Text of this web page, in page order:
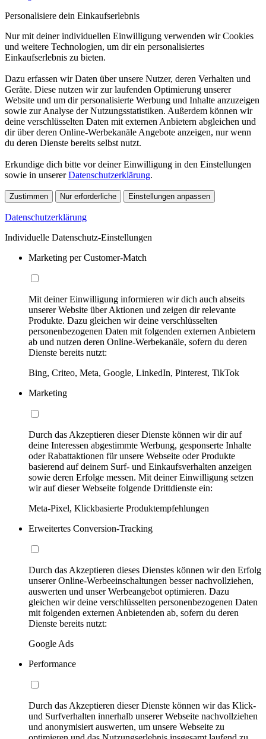
Personalisiere dein Einkaufserlebnis
Nur mit deiner individuellen Einwilligung verwenden wir Cookies
und weitere Technologien, um dir ein personalisiertes
Einkaufserlebnis zu bieten.
Dazu erfassen wir Daten über unsere Nutzer, deren Verhalten und
Geräte. Diese nutzen wir zur laufenden Optimierung unserer
Website und um dir personalisierte Werbung und Inhalte anzuzeigen
sowie zur Analyse der Nutzungsstatistiken. Außerdem können wir
deine verschlüsselten Daten mit externen Anbietern abgleichen und
dir über deren Online-Werbekanäle Angebote anzeigen, nur wenn
du deren Dienste bereits selbst nutzt.
Erkundige dich bitte vor deiner Einwilligung in den Einstellungen
sowie in unsererDatenschutzerklärung.
Zustimmen Nur erforderliche Einstellungen anpassen
Datenschutzerklärung
Individuelle Datenschutz-Einstellungen
Marketing per Customer-Match
Mit deiner Einwilligung informieren wir dich auch abseits
unserer Website über Aktionen und zeigen dir relevante
Produkte. Dazu gleichen wir deine verschlüsselten
personenbezogenen Daten mit folgenden externen Anbietern
ab und nutzen deren Online-Werbekanäle, sofern du deren
Dienste bereits nutzt:
Bing, Criteo, Meta, Google, LinkedIn, Pinterest, TikTok
Marketing
Durch das Akzeptieren dieser Dienste können wir dir auf
deine Interessen abgestimmte Werbung, gesponserte Inhalte
oder Rabattaktionen für unsere Webseite oder Produkte
basierend auf deinem Surf- und Einkaufsverhalten anzeigen
sowie deren Erfolge messen. Mit deiner Einwilligung setzen
wir auf dieser Webseite folgende Drittdienste ein:
Meta-Pixel, Klickbasierte Produktempfehlungen
Erweitertes Conversion-Tracking
Durch das Akzeptieren dieses Dienstes können wir den Erfolg
unserer Online-Werbeeinschaltungen besser nachvollziehen,
auswerten und unser Werbeangebot optimieren. Dazu
gleichen wir deine verschlüsselten personenbezogenen Daten
mit folgenden externen Anbietenden ab, sofern du deren
Dienste bereits nutzt:
Google Ads
Performance
Durch das Akzeptieren dieser Dienste können wir das Klick-
und Surfverhalten innerhalb unserer Webseite nachvollziehen
und anonymisiert auswerten, um unsere Webseite zu